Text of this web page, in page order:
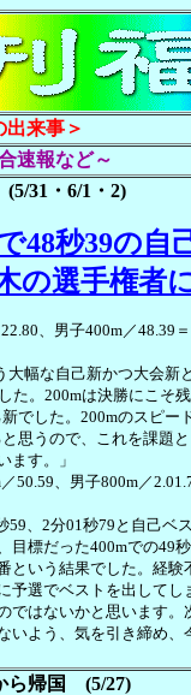
出来事＞
速報など～
31・6/1・2)
48秒39の自
の選手権者
、男子400m／48.39
幅な自己新かつ大会新
た。200mは決勝にこそ
でした。200mのスピー
思うので、これを課題
ます。」
50.59、男子800m／
、2分01秒79と自己ベ
目標だった400mでの49
という結果でした。経験
予選でベストを出してし
ではないかと思います。
いよう、気を引き締め、
ら帰国 (5/27)